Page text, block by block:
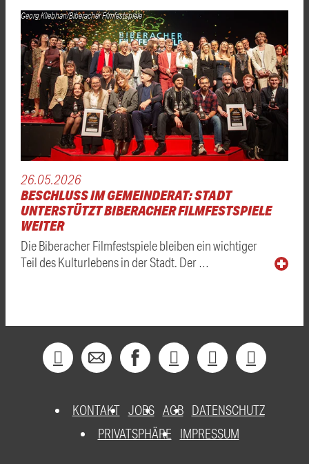
Georg Kliebhan/Biberacher Filmfestspiele
26.05.2026
BESCHLUSS IM GEMEINDERAT: STADT
UNTERSTÜTZT BIBERACHER FILMFESTSPIELE
WEITER
Die Biberacher Filmfestspiele bleiben ein wichtiger
Teil des Kulturlebens in der Stadt. Der …
KONTAKT JOBS AGB DATENSCHUTZ
PRIVATSPHÄRE
IMPRESSUM